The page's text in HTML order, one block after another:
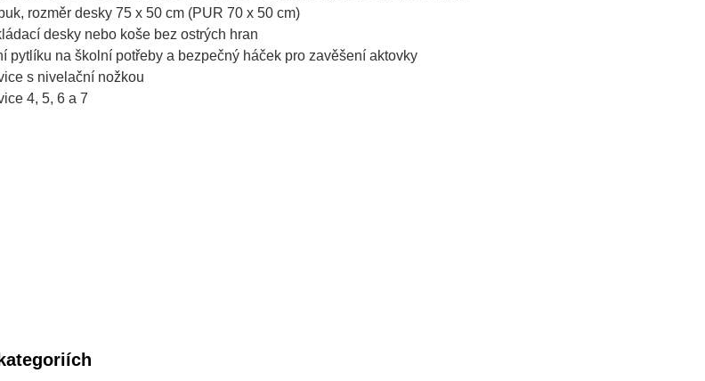
rozměr desky 75 x 50 cm (PUR 70 x 50 cm)
desky nebo koše bez ostrých hran
pytlíku na školní potřeby a bezpečný háček pro zavěšení aktovky
s nivelační nožkou
4, 5, 6 a 7